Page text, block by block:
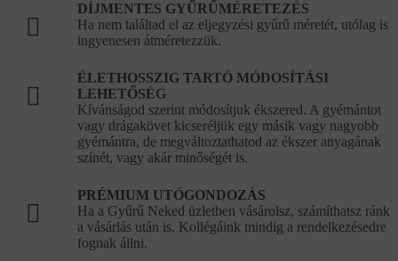
DÍJMENTES GYŰRŰMÉRETEZÉS
Ha nem találtad el az eljegyzési gyűrű méretét, utólag is
ingyenesen átméretezzük.
ÉLETHOSSZIG TARTÓ MÓDOSÍTÁSI
LEHETŐSÉG
Kívánságod szerint módosítjuk ékszered. A gyémántot
vagy drágakövet kicseréljük egy másik vagy nagyobb
gyémántra, de megváltoztathatod az ékszer anyagának
színét, vagy akár minőségét is.
PRÉMIUM UTÓGONDOZÁS
Ha a Gyűrű Neked üzletben vásárolsz, számíthatsz ránk
a vásárlás után is. Kollégáink mindig a rendelkezésedre
fognak állni.